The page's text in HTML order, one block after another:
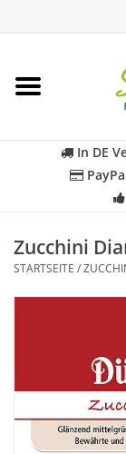
Startseite
Kräuter
Geschenkideen
Katalog
In DE
Zucchini
STARTSEITE /